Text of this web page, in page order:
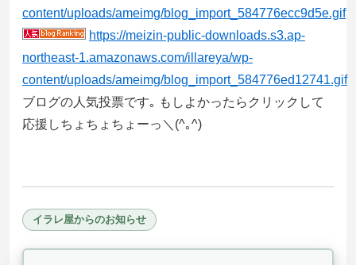
content/uploads/ameimg/blog_import_584776ecc9d5e.gif
https://meizin-public-downloads.s3.ap-
northeast-1.amazonaws.com/illareya/wp-
content/uploads/ameimg/blog_import_584776ed12741.gif
ブログの人気投票です｡ もしよかったらクリックして
応援しちょちょちょーっ＼(^｡^)
イラレ屋からのお知らせ